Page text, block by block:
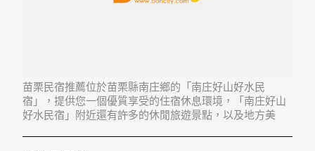
苗栗民宿推薦位於苗栗縣南庄鄉的「南庄好山好水民
宿」，提供您一個優質享受的住宿休息環境，「南庄好山
好水民宿」附近還有許多的休閒旅遊景點，以及地方美